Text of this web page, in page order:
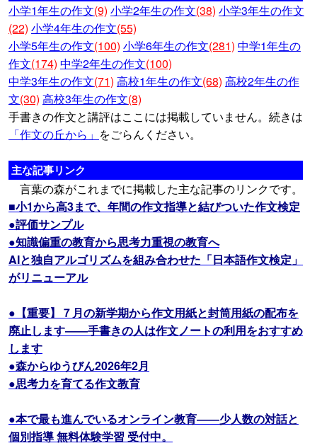
小学1年生の作文(9) 小学2年生の作文(38) 小学3年生の作文
(22) 小学4年生の作文(55)
小学5年生の作文(100) 小学6年生の作文(281) 中学1年生の
作文(174) 中学2年生の作文(100)
中学3年生の作文(71) 高校1年生の作文(68) 高校2年生の作
文(30) 高校3年生の作文(8)
手書きの作文と講評はここには掲載していません。続きは
「作文の丘から」 をごらんください。
主な記事リンク
言葉の森がこれまでに掲載した主な記事のリンクです。
■小1から高3まで、年間の作文指導と結びついた作文検定
●評価サンプル
●知識偏重の教育から思考力重視の教育へ
AIと独自アルゴリズムを組み合わせた「日本語作文検定」
がリニューアル
●【重要】７月の新学期から作文用紙と封筒用紙の配布を
廃止します――手書きの人は作文ノートの利用をおすすめ
します
●森からゆうびん2026年2月
●思考力を育てる作文教育
●本で最も進んでいるオンライン教育――少人数の対話と
個別指導 無料体験学習 受付中。